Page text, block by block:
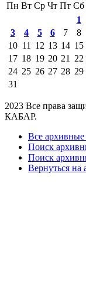
Пн Вт Ср Чт Пт Сб
1
3
4 5 6 7 8
10 11 12 13 14 15
17 18 19 20 21 22
24 25 26 27 28 29
31
2023 Все права
КАБАР.
Все
Поиск
Поиск
Вернуться на